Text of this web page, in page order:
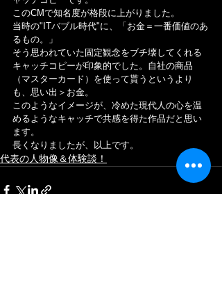
このCMで知名度が格段に上がりました。
当時の"ITバブル時代"に、「お金＝一番価値のあ
るもの。」
そう思われていた固定観念をブチ壊してくれる
キャッチコピーが印象的でした。自社の商品
（マスターカード）を使って貰うというより
も、思い出＞お金。
このようなイメージが、冷めた現代人の心を温
めるようなキャッチで共感を得た作品だと思い
ます。
長くなりましたが、以上です。
代表の人物像＆体験談！